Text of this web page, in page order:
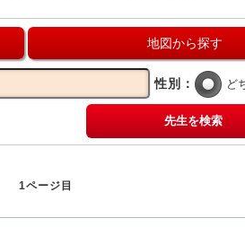
地図から探す
性別： ど
先生を検索
1ページ目